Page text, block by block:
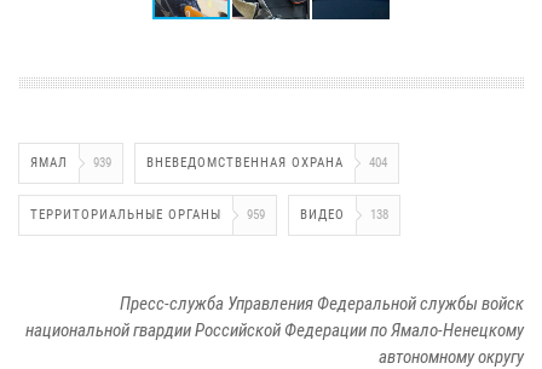
ЯМАЛ 939 ВНЕВЕДОМСТВЕННАЯ ОХРАНА 404
ТЕРРИТОРИАЛЬНЫЕ ОРГАНЫ 959 ВИДЕО 138
Пресс-служба Управления Федеральной службы войск
национальной гвардии Российской Федерации по Ямало-Ненецкому
автономному округу